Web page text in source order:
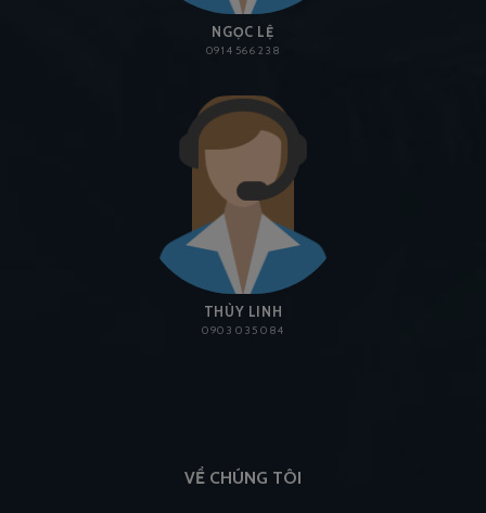
NGỌC LỆ
0914 566 238
THÙY LINH
0903 035 084
VỀ CHÚNG TÔI